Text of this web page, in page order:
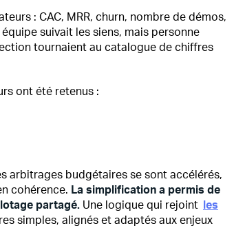
: CAC, MRR, churn, nombre de démos,
suivait les siens, mais personne
tournaient au catalogue de chiffres
ont été retenus :
arbitrages budgétaires se sont accélérés,
cohérence. La simplification a permis de
partagé. Une logique qui rejoint
les
simples, alignés et adaptés aux enjeux